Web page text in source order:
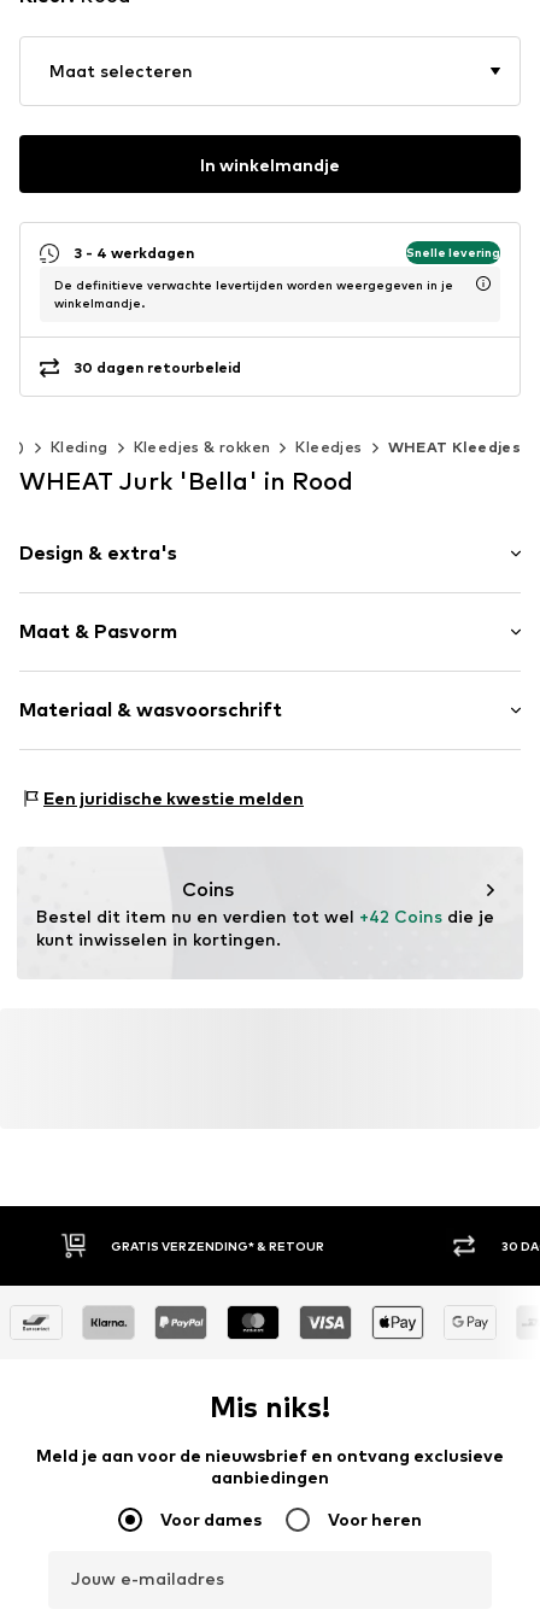
Maat selecteren
In winkelmandje
3 - 4 werkdagen Snelle levering
De definitieve verwachte levertijden worden weergegeven in je
winkelmandje.
30 dagen retourbeleid
Kleding Kleedjes & rokken Kleedjes WHEAT Kleedjes
WHEAT Jurk 'Bella' in Rood
Design & extra's
Katoen
Normale bandjes
Ruches
Maat & Pasvorm
Lengte: 3/4 lengte
Pasvorm: Losse pasvorm
Materiaal & wasvoorschrift
Land van herkomst: China
Een juridische kwestie melden
Coins
Bestel dit item nu en verdien tot wel +42 Coins die je
kunt inwisselen in kortingen.
GRATIS VERZENDING* & RETOUR 30
Mis niks!
Meld je aan voor de nieuwsbrief en ontvang exclusieve
aanbiedingen
Voor dames Voor heren
Jouw e-mailadres